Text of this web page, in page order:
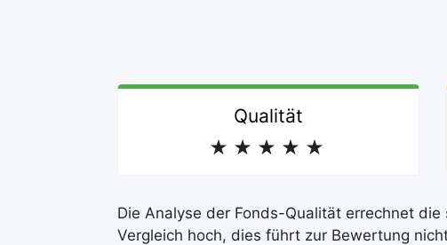
Qualität
★ ★ ★ ★ ★
Die Analyse der Fonds-Qualität errechnet die
Vergleich hoch, dies führt zur Bewertung